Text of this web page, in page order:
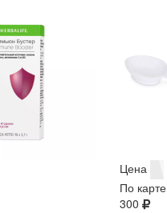
Цена
По карте
300